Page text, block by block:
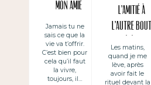
mon amie
Jamais tu ne
sais ce que la
vie va t’offrir.
C’est bien pour
cela qu’il faut
la vivre,
toujours, il…
L’amitié à
l’autre bout
du téléphone
Les matins,
quand je me
lève, après
avoir fait le
rituel devant la